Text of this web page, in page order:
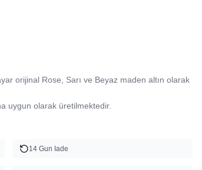
orijinal Rose, Sarı ve Beyaz maden altın olarak
uygun olarak üretilmektedir.
14 Gun Iade